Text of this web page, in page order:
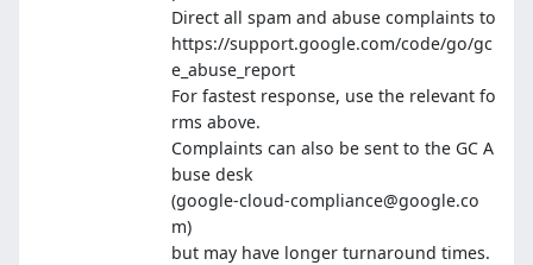
Direct all spam and abuse complaints to
https://support.google.com/code/go/gc
e_abuse_report
For fastest response, use the relevant fo
rms above.
Complaints can also be sent to the GC A
buse desk
(google-cloud-compliance@google.co
m)
but may have longer turnaround times.